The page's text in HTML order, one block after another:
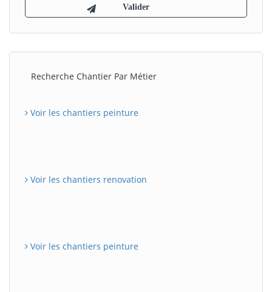
Recherche Chantier Par Métier
Voir les chantiers peinture
Voir les chantiers renovation
Voir les chantiers peinture